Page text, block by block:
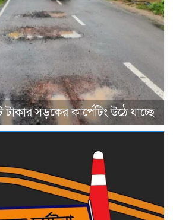
সড়কের কার্পেটিং উঠে যাচ্ছে